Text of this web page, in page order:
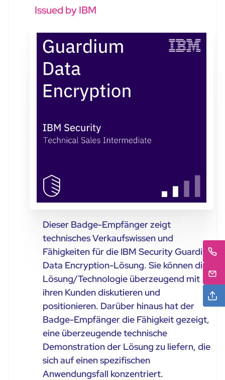
Issued by IBM
Dieser Badge-Empfänger zeigt
technisches Verkaufswissen und
Fähigkeiten für die IBM Security Guardium
Data Encryption-Lösung. Sie können die
Lösung/Technologie überzeugend mit
ihren Kunden diskutieren und
positionieren. Darüber hinaus hat der
Badge-Empfänger die Fähigkeit gezeigt,
eine überzeugende technische
Demonstration der Lösung zu liefern, die
sich auf einen spezifischen
Anwendungsfall konzentriert.